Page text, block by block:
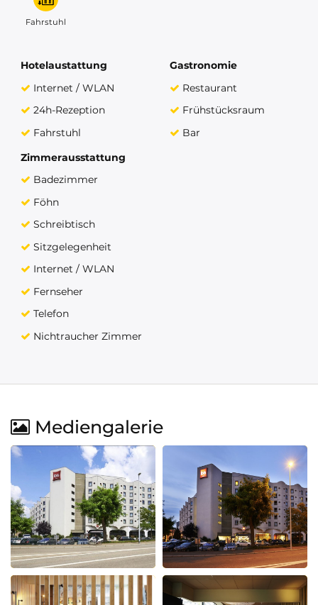
Fahrstuhl
Hotelaustattung
Internet / WLAN
24h-Rezeption
Fahrstuhl
Gastronomie
Restaurant
Frühstücksraum
Bar
Zimmerausstattung
Badezimmer
Föhn
Schreibtisch
Sitzgelegenheit
Internet / WLAN
Fernseher
Telefon
Nichtraucher Zimmer
Mediengalerie